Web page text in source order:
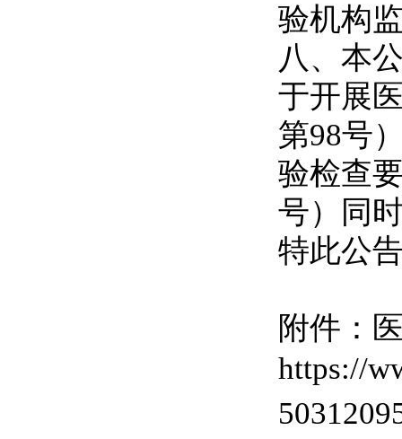
验机构
八、本
于开展
第98号
验检查
号）同
特此公
附件：
https://